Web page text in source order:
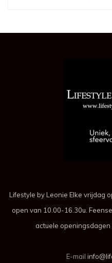
Lifestyle by Leonie Elke vrijdag
open van 10.00-16.30u.
actuele
E-mail